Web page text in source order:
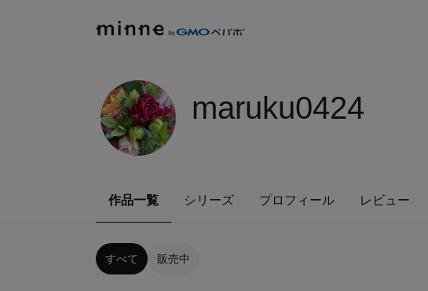
maruku0424
作品一覧 シリーズ プロフィール レビュー
すべて 販売中